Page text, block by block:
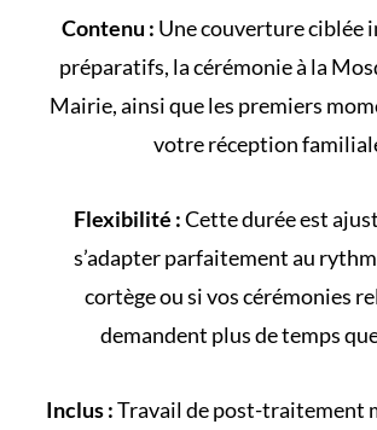
Contenu : Une couverture ciblée
préparatifs, la cérémonie à la
Mairie, ainsi que les premiers
votreréception
Flexibilité :Cette durée est
s’adapter parfaitement au
cortègeou si vos cérémonies
demandent plus de temps
Inclus :Travail de post-traitement